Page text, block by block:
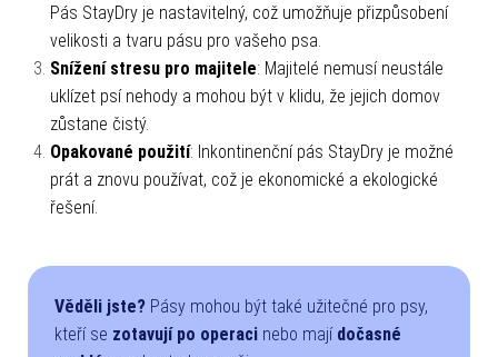
Pás StayDry je nastavitelný, což umožňuje přizpůsobení
velikosti a tvaru pásu pro vašeho psa.
Snížení stresu pro majitele: Majitelé nemusí neustále
uklízet psí nehody a mohou být v klidu, že jejich domov
zůstane čistý.
Opakované použití: Inkontinenční pás StayDry je možné
prát a znovu používat, což je ekonomické a ekologické
řešení.
Věděli jste? Pásy mohou být také užitečné pro psy,
kteří se zotavují po operaci nebo mají dočasné